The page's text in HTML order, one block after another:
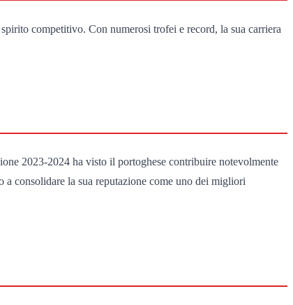
competitivo. Con numerosi trofei e record, la sua carriera
2023-2024 ha visto il portoghese contribuire notevolmente
a consolidare la sua reputazione come uno dei migliori